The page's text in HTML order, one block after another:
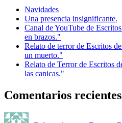
Navidades
Una presencia insignificante.
Canal de YouTube de
en brazos."
Relato de terror de Escritos
un muerto."
Relato de Terror de Escritos
las canicas."
Comentarios recientes